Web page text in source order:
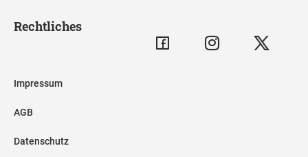
Rechtliches
Impressum
AGB
Datenschutz